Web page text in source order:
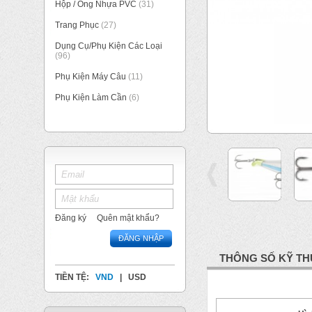
Hộp / Ống Nhựa PVC (31)
Trang Phục (27)
Dụng Cụ/Phụ Kiện Các Loại
(96)
Phụ Kiện Máy Câu (11)
Phụ Kiện Làm Cần (6)
Đăng ký Quên mật khẩu?
ĐĂNG NHẬP
TIỀN TỆ: VND USD
THÔNG SỐ KỸ